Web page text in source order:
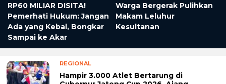
RP60 MILIAR DISITA!
Pemerhati Hukum: Jangan
Ada yang Kebal, Bongkar
Sampai ke Akar
Warga Bergerak Pulihkan
Makam Leluhur
Kesultanan
REGIONAL
Hampir 3.000 Atlet Bertarung di